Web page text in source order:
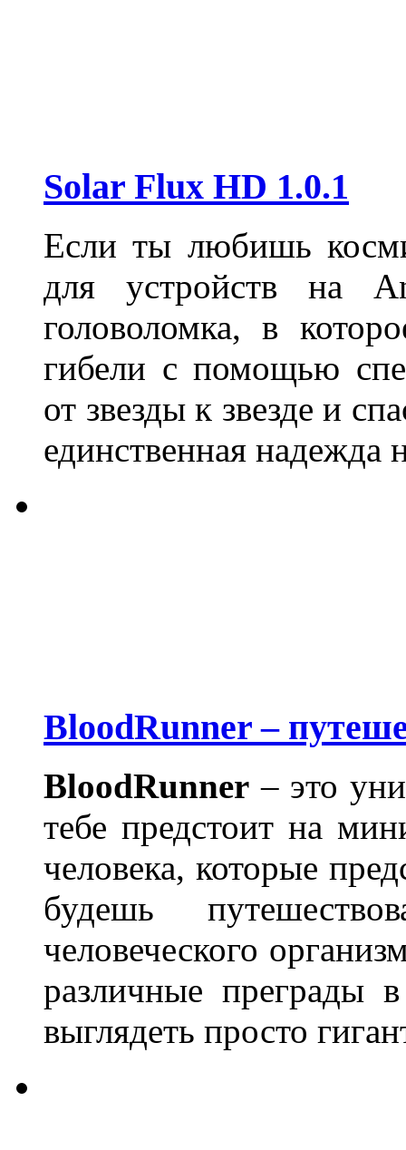
Solar Flux HD 1.0.1
Если ты любишь
для устройств на
головоломка, в
гибели с помощью
от звезды к звезде и
единственная надежда
BloodRunner –
BloodRunner – это
тебе предстоит на
человека, которые
будешь
человеческого
различные преграды
выглядеть просто